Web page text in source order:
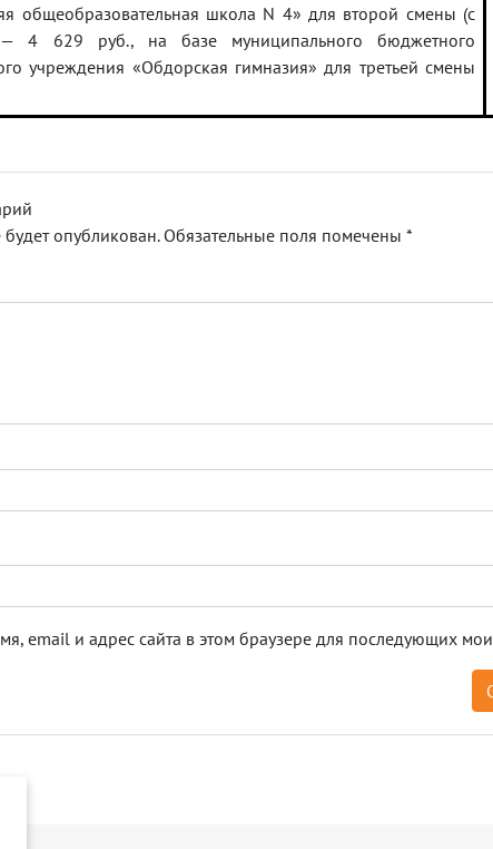
общеобразовательная школа N 4» для второй смены (с
629 руб., на базе муниципального бюджетного
учреждения «Обдорская гимназия» для третьей смены
опубликован. Обязательные поля помечены *
email и адрес сайта в этом браузере для последующих